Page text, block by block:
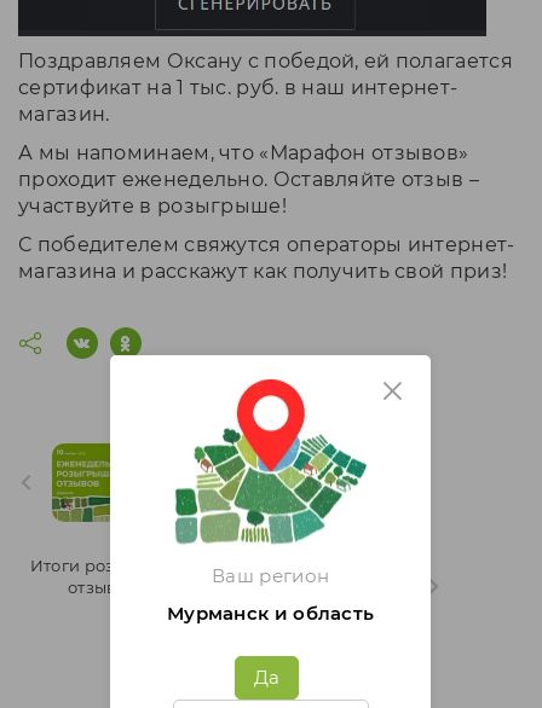
Ваш регион
Мурманск и область
Да
Поздравляем Оксану с победой, ей полагается
сертификат на 1 тыс. руб. в наш интернет-
магазин.
А мы напоминаем, что «Марафон отзывов»
проходит еженедельно. Оставляйте отзыв –
участвуйте в розыгрыше!
С победителем свяжутся операторы интернет-
магазина и расскажут как получить свой приз!
Итоги розыгрыша "Марафон
отзывов" 45 неделя 2025
года
Итоги розыгрыша "Марафон
отзывов" 43 неделя 2025
года